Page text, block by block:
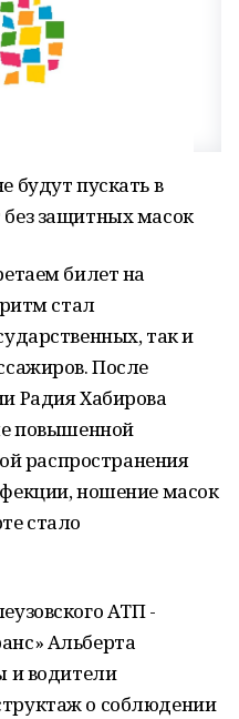
будут пускать в
защитных масок
билет на
стал
так и
После
Радия Хабирова
повышенной
распространения
ношение масок
стало
АТП -
Альберта
и водители
о соблюдении